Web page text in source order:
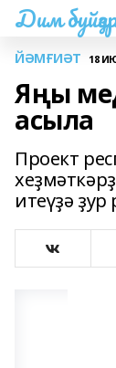
Дим
ЙӘМҒИӘТ 18
Яңы
асыла
Проект
итеүҙә